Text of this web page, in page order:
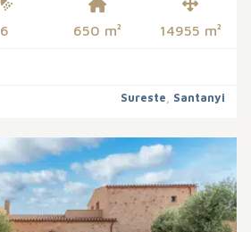
6 650 m² 14955 m²
Sureste Santanyi